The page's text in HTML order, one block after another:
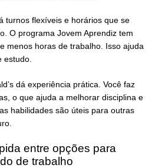
turnos flexíveis e horários que se
O programa Jovem Aprendiz tem
menos horas de trabalho. Isso ajuda
estudo.
dá experiência prática. Você faz
o que ajuda a melhorar disciplina e
habilidades são úteis para outras
entre opções para
de trabalho